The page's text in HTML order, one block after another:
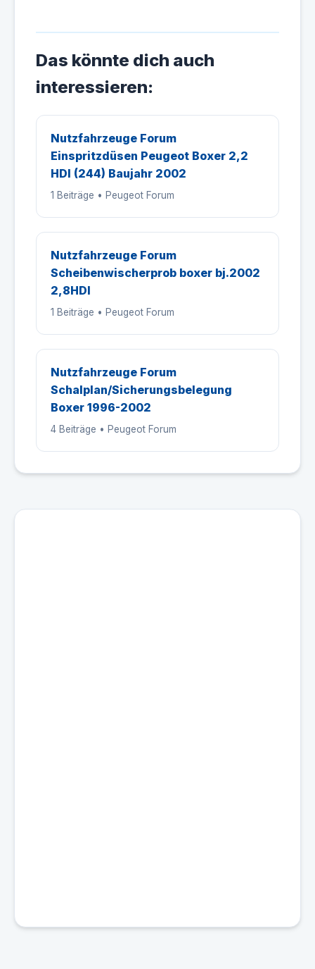
Das könnte dich auch
interessieren:
Nutzfahrzeuge Forum
Einspritzdüsen Peugeot Boxer 2,2
HDI (244) Baujahr 2002
1 Beiträge • Peugeot Forum
Nutzfahrzeuge Forum
Scheibenwischerprob boxer bj.2002
2,8HDI
1 Beiträge • Peugeot Forum
Nutzfahrzeuge Forum
Schalplan/Sicherungsbelegung
Boxer 1996-2002
4 Beiträge • Peugeot Forum